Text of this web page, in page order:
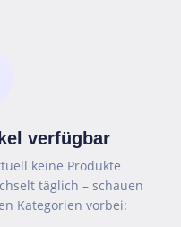
verfügbar
keine Produkte
täglich – schauen
Kategorien vorbei: